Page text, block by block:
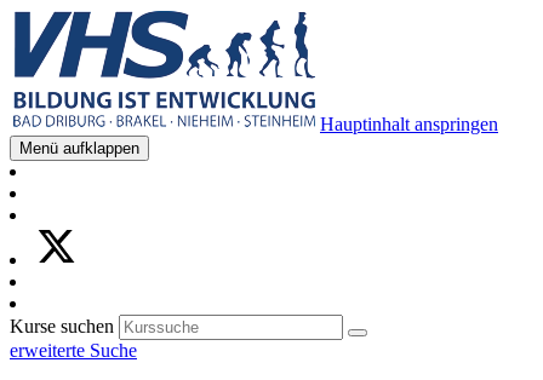
Hauptinhalt anspringen
Menü aufklappen
Kurse suchen
erweiterte Suche